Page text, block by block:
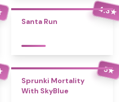
4.3★
Santa Run
5★
Sprunki Mortality
With SkyBlue